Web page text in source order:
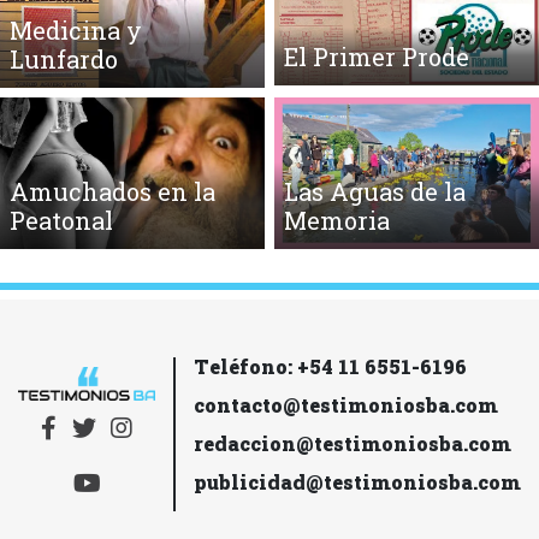
Medicina y
Lunfardo
El Primer Prode
Amuchados en la
Peatonal
Las Aguas de la
Memoria
Teléfono: +54 11 6551-6196
contacto@testimoniosba.com
redaccion@testimoniosba.com
publicidad@testimoniosba.com